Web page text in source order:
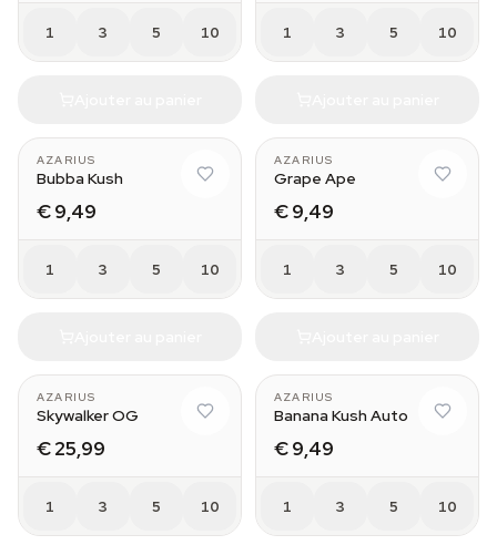
1 3 5 10 1 3 5 10
AZARIUS
Bubba Kush
€ 9,49
1 3 5 10
AZARIUS
Grape Ape
€ 9,49
1 3 5 10
AZARIUS
Skywalker OG
€ 25,99
1 3 5 10
AZARIUS
Banana Kush Auto
€ 9,49
1 3 5 10